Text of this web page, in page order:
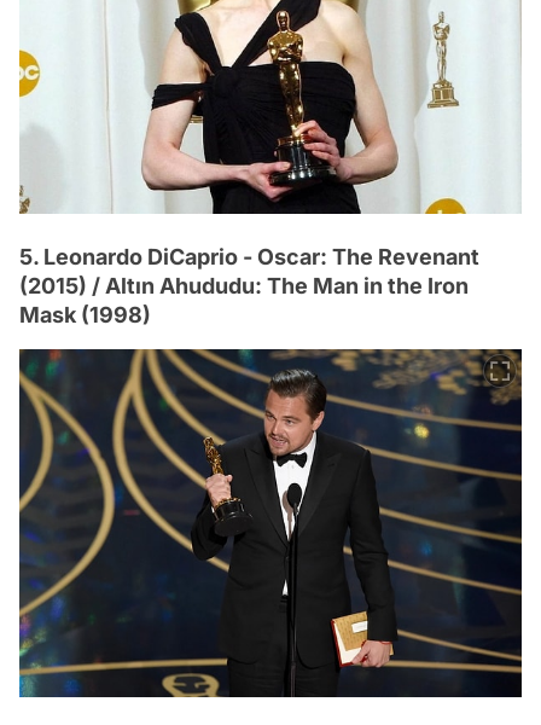
5. Leonardo DiCaprio - Oscar: The Revenant
(2015) / Altın Ahududu: The Man in the Iron
Mask (1998)